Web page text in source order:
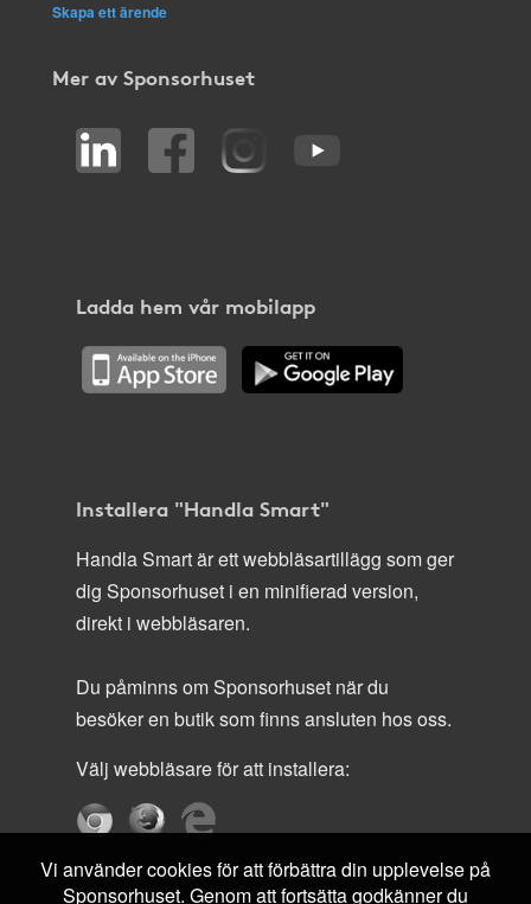
Skapa ett ärende
Mer av Sponsorhuset
Ladda hem vår mobilapp
Installera "Handla Smart"
Handla Smart är ett webbläsartillägg som ger
dig Sponsorhuset i en minifierad version,
direkt i webbläsaren.
Du påminns om Sponsorhuset när du
besöker en butik som finns ansluten hos oss.
Välj webbläsare för att installera:
Vi använder cookies för att förbättra din upplevelse på
Sponsorhuset. Genom att fortsätta godkänner du